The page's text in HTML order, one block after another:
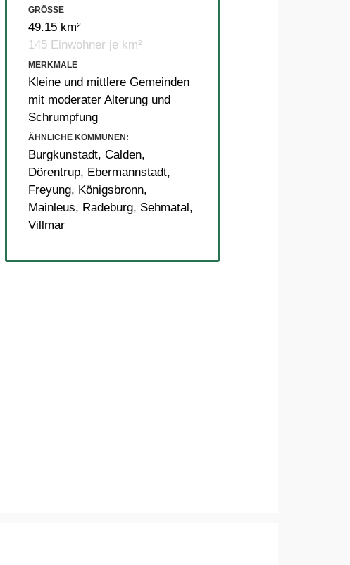
GRÖSSE
49.15 km²
145 Einwohner je km²
MERKMALE
Kleine und mittlere Gemeinden
mit moderater Alterung und
Schrumpfung
ÄHNLICHE KOMMUNEN:
Burgkunstadt,Calden,
Dörentrup, Ebermannstadt,
Freyung, Königsbronn,
Mainleus, Radeburg, Sehmatal,
Villmar